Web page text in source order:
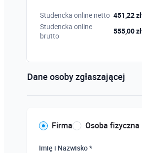
Studencka online netto 451,22 zł
Studencka online
brutto
555,00 zł
Dane osoby zgłaszającej
Firma Osoba fizyczna
Imię i Nazwisko *